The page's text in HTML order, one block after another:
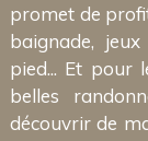
promet de
baignade,
pied... Et pour
belles
découvrir de